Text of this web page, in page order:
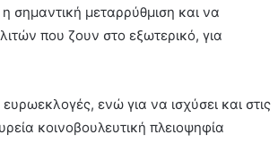
σημαντική μεταρρύθμιση και να
που ζουν στο εξωτερικό, για
ενώ για να ισχύσει και στις
κοινοβουλευτική πλειοψηφία